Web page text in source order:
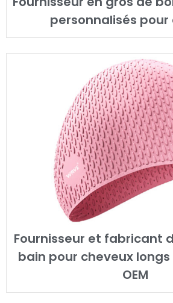
personnalisés
Fournisseur et fabricant
bain pour cheveux
OEM